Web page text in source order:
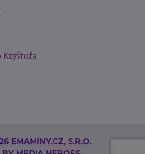
Kryštofa
EMAMINY.CZ, S.R.O.